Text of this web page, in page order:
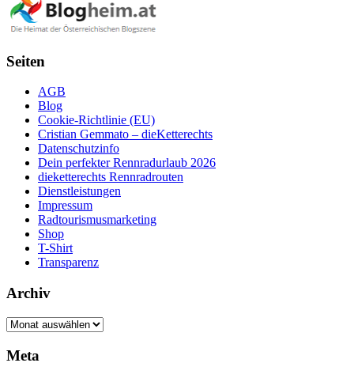
Seiten
AGB
Blog
Cookie-Richtlinie (EU)
Cristian Gemmato – dieKetterechts
Datenschutzinfo
Dein perfekter Rennradurlaub 2026
dieketterechts Rennradrouten
Dienstleistungen
Impressum
Radtourismusmarketing
Shop
T-Shirt
Transparenz
Archiv
Archiv
Meta